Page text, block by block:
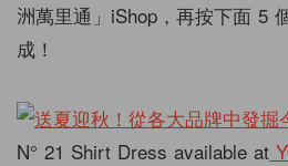
洲萬里通」iShop，再按下面 5
成！
N° 21 Shirt Dress available at